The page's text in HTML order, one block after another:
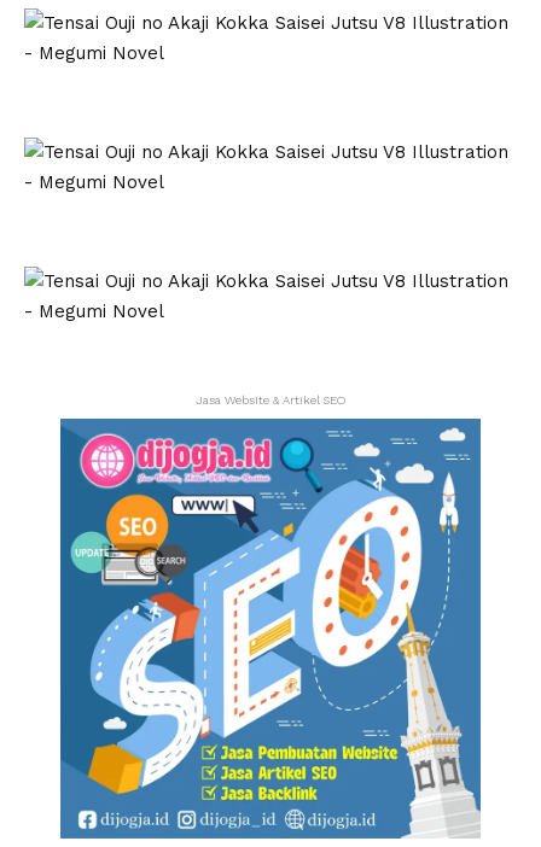
Jasa Website & Artikel SEO